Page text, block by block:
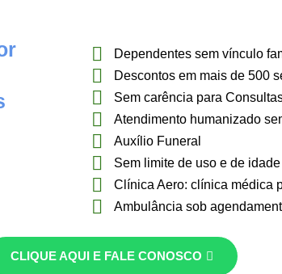
Dependentes sem vínculo
Descontos em mais de 500
Sem carência para
Atendimento humanizado
Auxílio Funeral
Sem limite de uso e de idade
Clínica Aero: clínica médica
Ambulância sob
CLIQUE AQUI E FALE CONOSCO